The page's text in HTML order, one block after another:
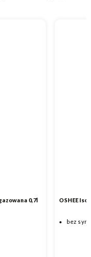
0,7l OSHEE
bez